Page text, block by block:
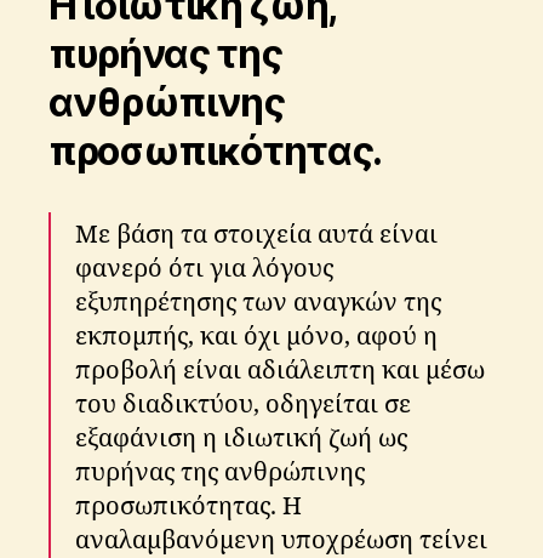
πυρήνας της
ανθρώπινης
προσωπικότητας.
Με βάση τα στοιχεία αυτά είναι
φανερό ότι για λόγους
εξυπηρέτησης των αναγκών της
εκπομπής, και όχι μόνο, αφού η
προβολή είναι αδιάλειπτη και μέσω
του διαδικτύου, οδηγείται σε
εξαφάνιση η ιδιωτική ζωή ως
πυρήνας της ανθρώπινης
προσωπικότητας. Η
αναλαμβανόμενη υποχρέωση τείνει